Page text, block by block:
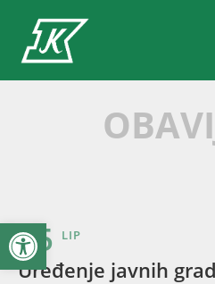
Open toolbar
25 LIP
Uređenje javnih